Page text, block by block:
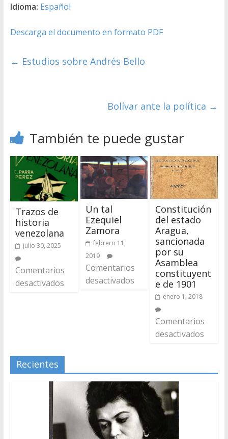
Idioma: Español
Descarga el documento en formato PDF
← Estudios sobre Andrés Bello
Bolívar ante la política →
También te puede gustar
Trazos de
historia
venezolana
julio 30, 2025
Comentarios
desactivados
Un tal
Ezequiel
Zamora
febrero 11,
2019
Comentarios
desactivados
Constitución
del estado
Aragua,
sancionada
por su
Asamblea
constituyent
e de 1901
enero 1, 2018
Comentarios
desactivados
Recientes